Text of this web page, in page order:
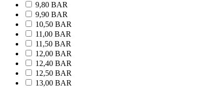
9,80 BAR
9,90 BAR
10,50 BAR
11,00 BAR
11,50 BAR
12,00 BAR
12,40 BAR
12,50 BAR
13,00 BAR